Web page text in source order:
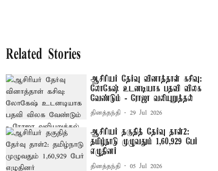
Related Stories
ஆசிரியர் தேர்வு வினாத்தாள் கசிவு:
லோகேஷ் உடனடியாக பதவி விலக
வேண்டும் - ரோஜா வலியுறுத்தல்
தினத்தந்தி 29 Jul 2026
ஆசிரியர் தகுதித் தேர்வு தாள்–2:
தமிழ்நாடு முழுவதும் 1,60,929 பேர்
எழுதினர்
தினத்தந்தி 05 Jul 2026